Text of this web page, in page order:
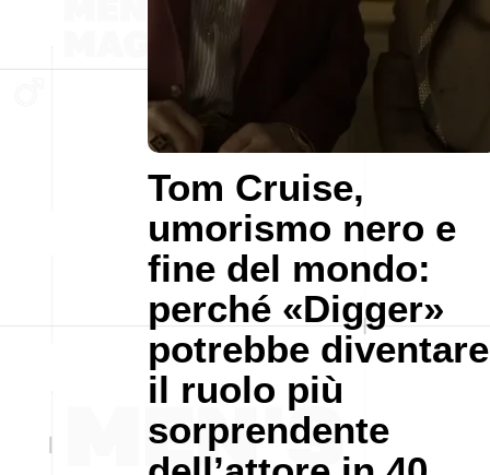
Tom Cruise,
umorismo nero e
fine del mondo:
perché «Digger»
potrebbe diventare
il ruolo più
sorprendente